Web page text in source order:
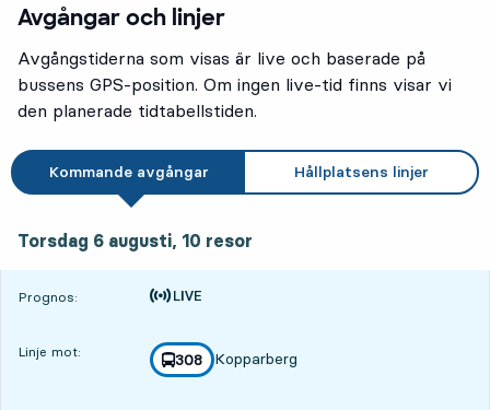
Avgångar och linjer
Avgångstiderna som visas är live och baserade på
bussens GPS-position. Om ingen live-tid finns visar vi
den planerade tidtabellstiden.
Kommande avgångar Hållplatsens linjer
Torsdag 6 augusti, 10 resor
Prognos:
Tiden är prognos
Linje mot: linje
308
mot
Kopparberg
,